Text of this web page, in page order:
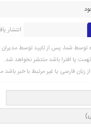
انتشار
توسط شما، پس از تایید توسط
یا افترا باشد منتشر نخواهد شد.
زبان فارسی یا غیر مرتبط با خبر